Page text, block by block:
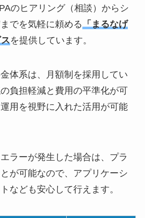
のヒアリング（相談）からシ
でを気軽に頼める「まるなげ
を提供しています。
体系は、月額制を採用してい
負担軽減と費用の平準化が可
用を視野に入れた活用が可能
ラーが発生した場合は、プラ
が可能なので、アプリケーシ
なども安心して行えます。